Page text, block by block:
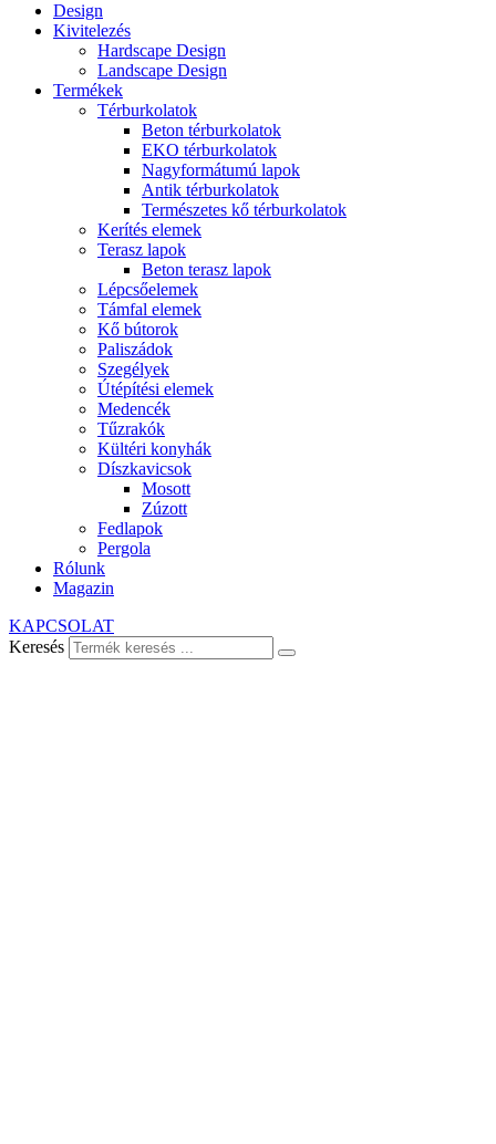
Design
Kivitelezés
Hardscape Design
Landscape Design
Termékek
Térburkolatok
Beton térburkolatok
EKO térburkolatok
Nagyformátumú lapok
Antik térburkolatok
Természetes kő térburkolatok
Kerítés elemek
Terasz lapok
Beton terasz lapok
Lépcsőelemek
Támfal elemek
Kő bútorok
Paliszádok
Szegélyek
Útépítési elemek
Medencék
Tűzrakók
Kültéri konyhák
Díszkavicsok
Mosott
Zúzott
Fedlapok
Pergola
Rólunk
Magazin
KAPCSOLAT
Keresés